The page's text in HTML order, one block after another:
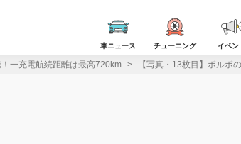
車ニュース チューニング イベン
一充電航続距離は最高720km 【写真・13枚目】ボルボ